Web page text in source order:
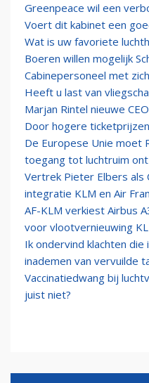
Greenpeace wil een
Voert dit kabinet een
Wat is uw favoriete
Boeren willen mogelijk
Cabinepersoneel met
Heeft u last van
Marjan Rintel nieuwe
Door hogere
De Europese Unie moet
toegang tot luchtruim
Vertrek Pieter Elbers als
integratie KLM en Air
AF-KLM verkiest Airbus
voor vlootvernieuwing
Ik ondervind klachten
inademen van vervuilde
Vaccinatiedwang bij
juist niet?